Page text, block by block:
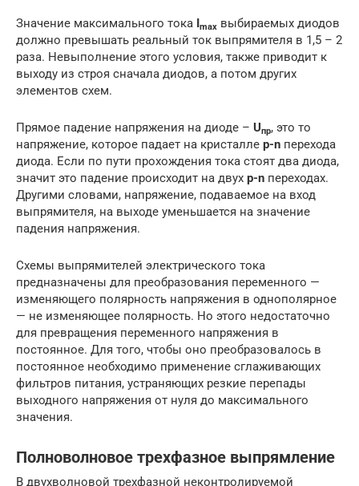
Значение максимального тока Imax выбираемых диодов
должно превышать реальный ток выпрямителя в 1,5 – 2
раза. Невыполнение этого условия, также приводит к
выходу из строя сначала диодов, а потом других
элементов схем.
Прямое падение напряжения на диоде – Uпр, это то
напряжение, которое падает на кристалле p-n перехода
диода. Если по пути прохождения тока стоят два диода,
значит это падение происходит на двух p-n переходах.
Другими словами, напряжение, подаваемое на вход
выпрямителя, на выходе уменьшается на значение
падения напряжения.
Схемы выпрямителей электрического тока
предназначены для преобразования переменного —
изменяющего полярность напряжения в однополярное
— не изменяющее полярность. Но этого недостаточно
для превращения переменного напряжения в
постоянное. Для того, чтобы оно преобразовалось в
постоянное необходимо применение сглаживающих
фильтров питания, устраняющих резкие перепады
выходного напряжения от нуля до максимального
значения.
Полноволновое трехфазное выпрямление
В двухволновой трехфазной неконтролируемой